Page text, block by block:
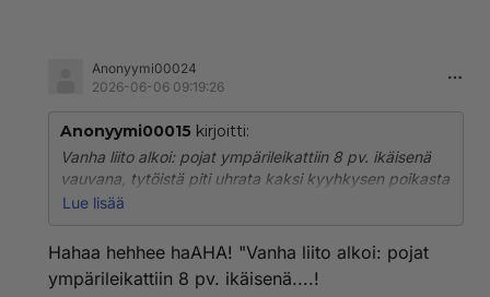
Anonyymi00024
2026-06-06 09:19:26
Anonyymi00015 kirjoitti:
Vanha liito alkoi: pojat ympärileikattiin 8 pv. ikäisenä
vauvana, tytöistä piti uhrata kaksi kyyhkysen poikasta
syntiuhrina perisynnin vuoksi.
Uuusi liito alkaa: sekä pojat että tytöt, Kristillinen
Lue lisää
Hahaa hehhee haAHA! "Vanha liito alkoi: pojat
ympärileikattiin 8 pv. ikäisenä....!